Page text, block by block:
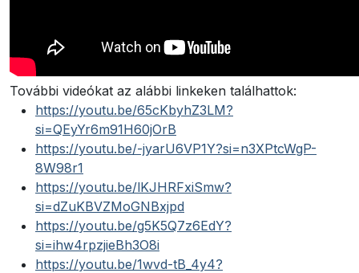
További videókat az alábbi linkeken találhattok:
https://youtu.be/65cKbyhZ3LM?
si=QEyYr6m91H60jOrB
https://youtu.be/-jyarU6VP1Y?si=n3XPtcWgP-
8W98r1
https://youtu.be/lKJHRFxiSmw?
si=dZuKBVZMoGNBxjpd
https://youtu.be/g5K5Q7z6EdY?
si=ihw4rpzjieBh3O8i
https://youtu.be/1wvd-tB_4y4?